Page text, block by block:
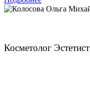
Косметолог Эстетист